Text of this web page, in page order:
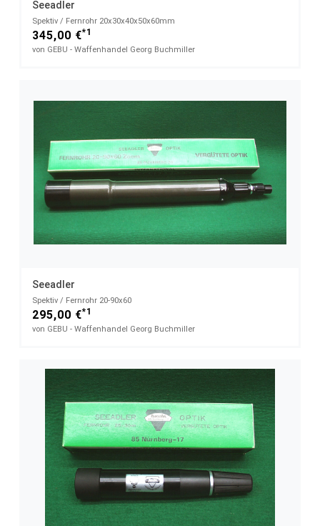
Seeadler
Spektiv / Fernrohr 20x30x40x50x60mm
345,00 €*1
von GEBU - Waffenhandel Georg Buchmiller
Seeadler
Spektiv / Fernrohr 20-90x60
295,00 €*1
von GEBU - Waffenhandel Georg Buchmiller